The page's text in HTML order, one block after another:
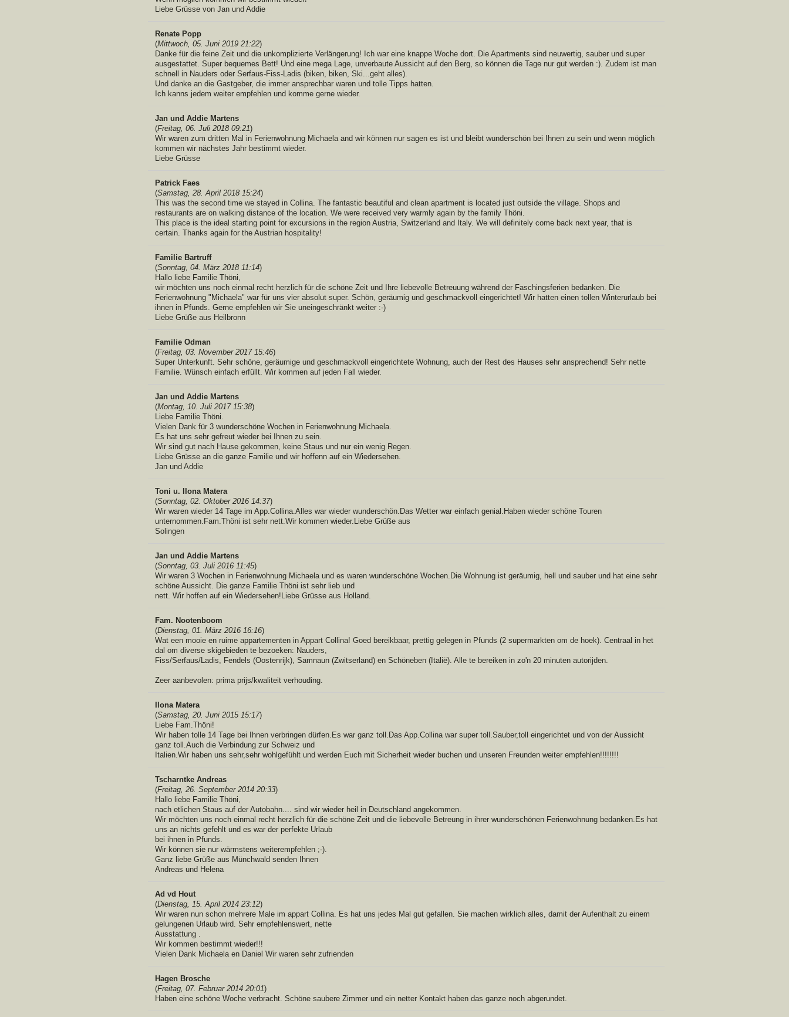
Liebe Grüsse von Jan und Addie
Renate Popp
(Mittwoch, 05. Juni 2019 21:22)
Danke für die feine Zeit und die unkomplizierte Verlängerung! Ich war eine knappe Woche dort. Die Apartments sind neuwertig, sauber und super
ausgestattet. Super bequemes Bett! Und eine mega Lage, unverbaute Aussicht auf den Berg, so können die Tage nur gut werden :). Zudem ist man
schnell in Nauders oder Serfaus-Fiss-Ladis (biken, biken, Ski...geht alles).
Und danke an die Gastgeber, die immer ansprechbar waren und tolle Tipps hatten.
Ich kanns jedem weiter empfehlen und komme gerne wieder.
Jan und Addie Martens
(Freitag, 06. Juli 2018 09:21)
Wir waren zum dritten Mal in Ferienwohnung Michaela and wir können nur sagen es ist und bleibt wunderschön bei Ihnen zu sein und wenn möglich
kommen wir nächstes Jahr bestimmt wieder.
Liebe Grüsse
Patrick Faes
(Samstag, 28. April 2018 15:24)
This was the second time we stayed in Collina. The fantastic beautiful and clean apartment is located just outside the village. Shops and
restaurants are on walking distance of the location. We were received very warmly again by the family Thöni.
This place is the ideal starting point for excursions in the region Austria, Switzerland and Italy. We will definitely come back next year, that is
certain. Thanks again for the Austrian hospitality!
Familie Bartruff
(Sonntag, 04. März 2018 11:14)
Hallo liebe Familie Thöni,
wir möchten uns noch einmal recht herzlich für die schöne Zeit und Ihre liebevolle Betreuung während der Faschingsferien bedanken. Die
Ferienwohnung "Michaela" war für uns vier absolut super. Schön, geräumig und geschmackvoll eingerichtet! Wir hatten einen tollen Winterurlaub bei
ihnen in Pfunds. Gerne empfehlen wir Sie uneingeschränkt weiter :-)
Liebe Grüße aus Heilbronn
Familie Odman
(Freitag, 03. November 2017 15:46)
Super Unterkunft. Sehr schöne, geräumige und geschmackvoll eingerichtete Wohnung, auch der Rest des Hauses sehr ansprechend! Sehr nette
Familie. Wünsch einfach erfüllt. Wir kommen auf jeden Fall wieder.
Jan und Addie Martens
(Montag, 10. Juli 2017 15:38)
Liebe Familie Thöni.
Vielen Dank für 3 wunderschöne Wochen in Ferienwohnung Michaela.
Es hat uns sehr gefreut wieder bei Ihnen zu sein.
Wir sind gut nach Hause gekommen, keine Staus und nur ein wenig Regen.
Liebe Grüsse an die ganze Familie und wir hoffenn auf ein Wiedersehen.
Jan und Addie
Toni u. Ilona Matera
(Sonntag, 02. Oktober 2016 14:37)
Wir waren wieder 14 Tage im App.Collina.Alles war wieder wunderschön.Das Wetter war einfach genial.Haben wieder schöne Touren
unternommen.Fam.Thöni ist sehr nett.Wir kommen wieder.Liebe Grüße aus
Solingen
Jan und Addie Martens
(Sonntag, 03. Juli 2016 11:45)
Wir waren 3 Wochen in Ferienwohnung Michaela und es waren wunderschöne Wochen.Die Wohnung ist geräumig, hell und sauber und hat eine sehr
schöne Aussicht. Die ganze Familie Thöni ist sehr lieb und
nett. Wir hoffen auf ein Wiedersehen!Liebe Grüsse aus Holland.
Fam. Nootenboom
(Dienstag, 01. März 2016 16:16)
Wat een mooie en ruime appartementen in Appart Collina! Goed bereikbaar, prettig gelegen in Pfunds (2 supermarkten om de hoek). Centraal in het
dal om diverse skigebieden te bezoeken: Nauders,
Fiss/Serfaus/Ladis, Fendels (Oostenrijk), Samnaun (Zwitserland) en Schöneben (Italië). Alle te bereiken in zo'n 20 minuten autorijden.
Zeer aanbevolen: prima prijs/kwaliteit verhouding.
Ilona Matera
(Samstag, 20. Juni 2015 15:17)
Liebe Fam.Thöni!
Wir haben tolle 14 Tage bei Ihnen verbringen dürfen.Es war ganz toll.Das App.Collina war super toll.Sauber,toll eingerichtet und von der Aussicht
ganz toll.Auch die Verbindung zur Schweiz und
Italien.Wir haben uns sehr,sehr wohlgefühlt und werden Euch mit Sicherheit wieder buchen und unseren Freunden weiter empfehlen!!!!!!!!
Tscharntke Andreas
(Freitag, 26. September 2014 20:33)
Hallo liebe Familie Thöni,
nach etlichen Staus auf der Autobahn.... sind wir wieder heil in Deutschland angekommen.
Wir möchten uns noch einmal recht herzlich für die schöne Zeit und die liebevolle Betreung in ihrer wunderschönen Ferienwohnung bedanken.Es hat
uns an nichts gefehlt und es war der perfekte Urlaub
bei ihnen in Pfunds.
Wir können sie nur wärmstens weiterempfehlen ;-).
Ganz liebe Grüße aus Münchwald senden Ihnen
Andreas und Helena
Ad vd Hout
(Dienstag, 15. April 2014 23:12)
Wir waren nun schon mehrere Male im appart Collina. Es hat uns jedes Mal gut gefallen. Sie machen wirklich alles, damit der Aufenthalt zu einem
gelungenen Urlaub wird. Sehr empfehlenswert, nette
Ausstattung .
Wir kommen bestimmt wieder!!!
Vielen Dank Michaela en Daniel Wir waren sehr zufrienden
Hagen Brosche
(Freitag, 07. Februar 2014 20:01)
Haben eine schöne Woche verbracht. Schöne saubere Zimmer und ein netter Kontakt haben das ganze noch abgerundet.